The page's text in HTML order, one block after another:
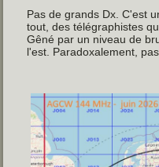
Pas de grands Dx. C'est
tout, des télégraphistes
Gêné par un niveau de
l'est. Paradoxalement,